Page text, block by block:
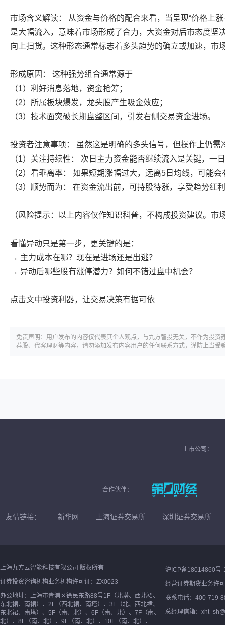
市场含义解读： 从资金与价格的配合来看，当呈现“价格上
是大幅流入，意味着市场形成了合力，大资金对后市态度坚
向上扫货。这种形态通常标志着多头趋势的确立或加速，市
形成原因： 这种强势组合通常源于
（1）利好消息落地，资金抢筹；
（2）所属板块爆发，龙头股产生吸金效应；
（3）技术面突破长期盘整区间，引发右侧交易资金进场。
投资者注意事项： 虽然这是明确的多头信号，但操作上仍需
（1）关注持续性： 次日主力资金能否继续流入是关键，一
（2）看乖离率： 如果短期涨幅过大，远离5日均线，可能
（3）顺势而为： 在资金流出前，可持股待涨，享受趋势红
（风险提示：以上内容仅作知识科普，不构成投资建议。市
看懂异动只是第一步，更关键的是：
→ 主力成本在哪？现在是进场还是出逃？
→ 异动后哪些股有涨停潜力？如何不错过盘中机会？
点击文中投资利器，让交易决策有据可依
免责声明：用户发布的内容仅代表其个人观点，与九方智投无关，不作为投
荐股、代客理财等内容，请勿添加发布内容用户的任何联系方式，谨防上当受
上市公司：
合作伙伴：
友情链接： 新华网 上海证券交易所 深圳证券交易所
上海九方云智能科技有限公司 版权所有
证券投资咨询机构业务机构许可证：ZX0023
办公地址：上海市青浦区徐民东路88号1F（北塔、西北裙、
东北裙、南裙）、2F（西北裙、南塔）、3F（北、西北裙、
东北裙、南塔）、5F（南、北）、6F（南、北）、7F（南、
北）、8F（南、北）、9F（南、北）、10F（南、北）、
沪ICP备18014860号-
经营证券期货业务许
联系电话：400-719-
总经理信箱：